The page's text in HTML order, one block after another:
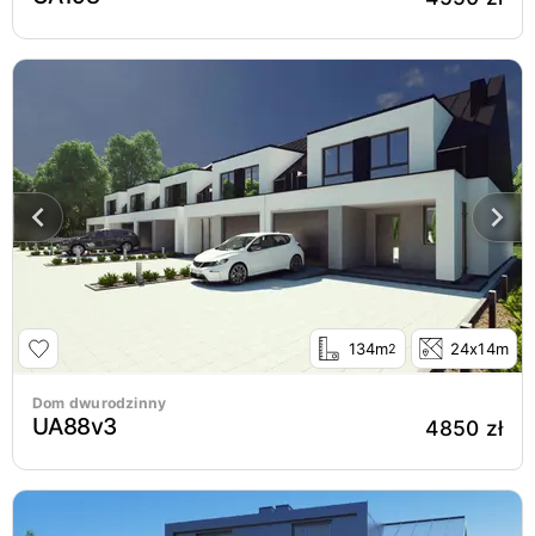
134m2 24x14m
Dom dwurodzinny
UA88v3 4850 zł